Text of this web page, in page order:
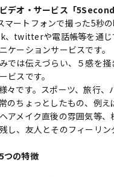
デオ・サービス「
マートフォンで撮った5秒
、twitterや電話帳等を通じ
ケーションサービスです。
では伝えづらい、５感を
ビスです。
々です。スポーツ、旅行、
のちょっとしたもの、例
アメイク直後の雰囲気等
し、友人とそのフィーリン
の特徴